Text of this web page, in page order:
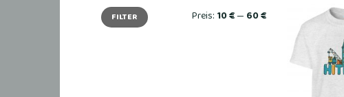
Min.
Preis
Max.
PreisFILTER Preis: 10 €— 60 €